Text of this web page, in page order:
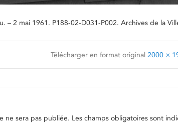
– 2 mai 1961. P188-02-D031-P002. Archives de la
Télécharger en format original 2000 ×
ne sera pas publiée. Les champs obligatoires sont